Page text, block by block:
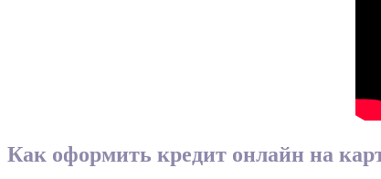
Как оформить кредит онлайн на